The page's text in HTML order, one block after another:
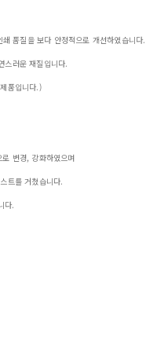
품질을 보다 안정적으로 개선하였습니다.
스러운 재질입니다.
품입니다.)
변경, 강화하였으며
트를 거쳤습니다.
다.